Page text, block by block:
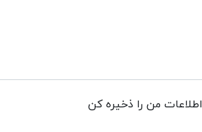
اطلاعات من را ذخیره کن